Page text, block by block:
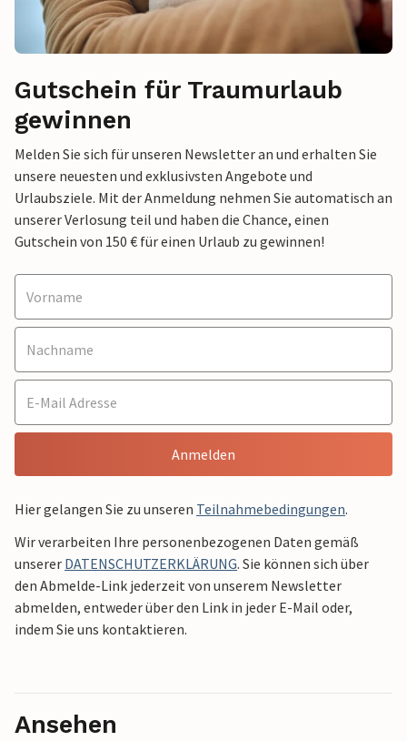
Gutschein für Traumurlaub
gewinnen
Melden Sie sich für unseren Newsletter an und erhalten Sie
unsere neuesten und exklusivsten Angebote und
Urlaubsziele. Mit der Anmeldung nehmen Sie automatisch an
unserer Verlosung teil und haben die Chance, einen
Gutschein von 150 € für einen Urlaub zu gewinnen!
Anmelden
Hier gelangen Sie zu unseren Teilnahmebedingungen.
Wir verarbeiten Ihre personenbezogenen Daten gemäß
unserer DATENSCHUTZERKLÄRUNG. Sie können sich über
den Abmelde-Link jederzeit von unserem Newsletter
abmelden, entweder über den Link in jeder E-Mail oder,
indem Sie uns kontaktieren.
Ansehen